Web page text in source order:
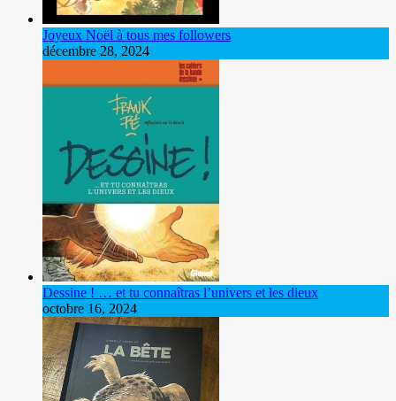
Joyeux Noël à tous mes followers
décembre 28, 2024
Dessine ! … et tu connaîtras l’univers et les dieux
octobre 16, 2024